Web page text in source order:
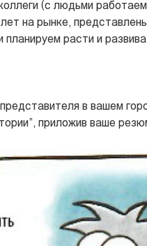
(с людьми
на рынке,
расти и
в вашем
приложив ваше